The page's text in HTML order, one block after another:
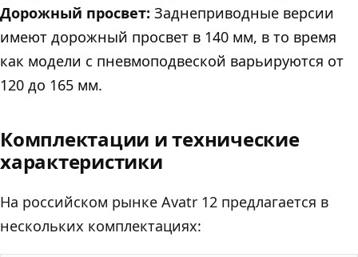
Дорожный просвет: Заднеприводные версии
имеют дорожный просвет в 140 мм, в то время
как модели с пневмоподвеской варьируются от
120 до 165 мм.
Комплектации и технические
характеристики
На российском рынке Avatr 12 предлагается в
нескольких комплектациях: